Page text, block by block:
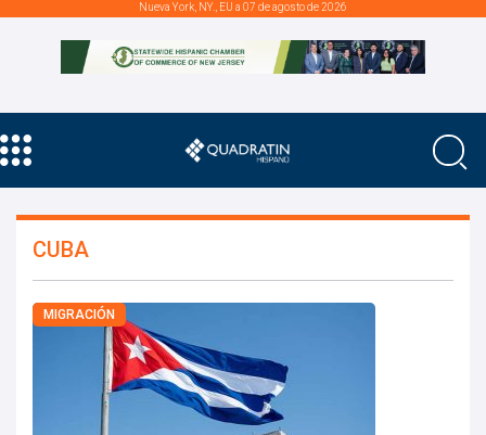
Nueva York, NY., EU a 07 de agosto de 2026
CUBA
MIGRACIÓN